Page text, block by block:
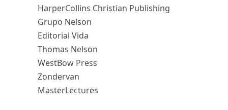
HarperCollins Christian Publishing
Grupo Nelson
Editorial Vida
Thomas Nelson
WestBow Press
Zondervan
MasterLectures